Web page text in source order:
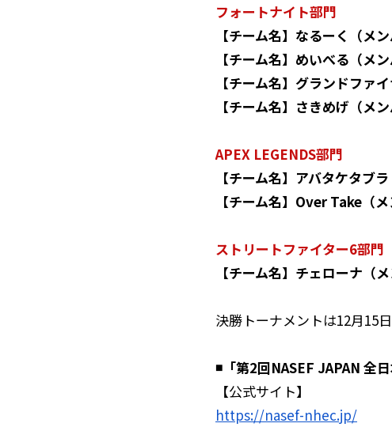
フォートナイト部門
【チーム名】なるーく（
【チーム名】めいべる（メ
【チーム名】グランドファ
【チーム名】さきめげ（メ
APEX LEGENDS部門
【チーム名】アバタケタブ
【チーム名】Over Take
ストリートファイター6部門
【チーム名】チェローナ
決勝トーナメントは12月15
◾️「第2回NASEF JAPAN
【公式サイト】
https://nasef-nhec.jp/